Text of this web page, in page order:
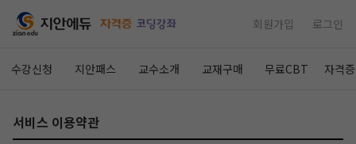
회원가입 로그인
수강신청 지안패스 교수소개 교재구매 무료CBT 자격
서비스 이용약관